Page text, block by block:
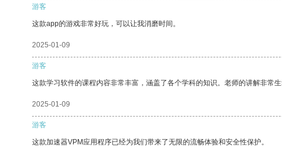
游客
这款app的游戏非常好玩，可以让我消磨时间。
2025-01-09
游客
这款学习软件的课程内容非常丰富，涵盖了各个学科的知识。老师的讲解非常生
2025-01-09
游客
这款加速器VPM应用程序已经为我们带来了无限的流畅体验和安全性保护。